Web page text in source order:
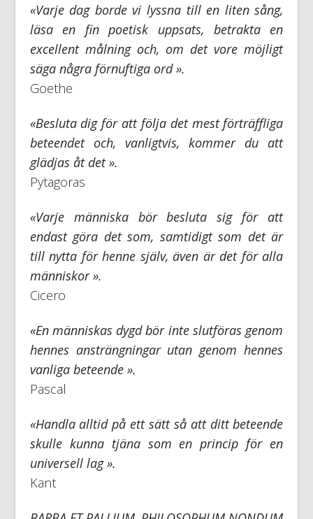
«Varje dag borde vi lyssna till en liten sång,
läsa en fin poetisk uppsats, betrakta en
excellent målning och, om det vore möjligt
säga några förnuftiga ord».
Goethe
«Besluta dig för att följa det mest förträffliga
beteendet och, vanligtvis, kommer du att
glädjas åt det ».
Pytagoras
«Varje människa bör besluta sig för att
endast göra det som, samtidigt som det är
till nytta för henne själv, även är det för alla
människor ».
Cicero
«En människas dygd bör inte slutföras genom
hennes ansträngningar utan genom hennes
vanliga beteende ».
Pascal
«Handla alltid på ett sätt så att ditt beteende
skulle kunna tjäna som en princip för en
universell lag ».
Kant